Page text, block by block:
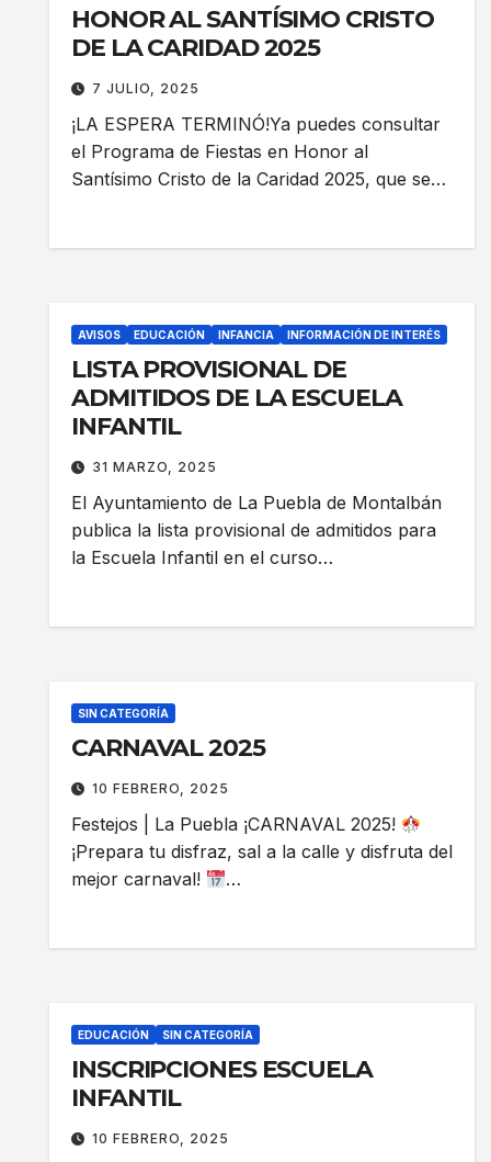
HONOR AL SANTÍSIMO CRISTO
DE LA CARIDAD 2025
7 JULIO, 2025
¡LA ESPERA TERMINÓ!Ya puedes consultar
el Programa de Fiestas en Honor al
Santísimo Cristo de la Caridad 2025, que se…
AVISOS EDUCACIÓN INFANCIA INFORMACIÓN DE INTERÉS
LISTA PROVISIONAL DE
ADMITIDOS DE LA ESCUELA
INFANTIL
31 MARZO, 2025
El Ayuntamiento de La Puebla de Montalbán
publica la lista provisional de admitidos para
la Escuela Infantil en el curso…
SIN CATEGORÍA
CARNAVAL 2025
10 FEBRERO, 2025
Festejos | La Puebla ¡CARNAVAL 2025!
¡Prepara tu disfraz, sal a la calle y disfruta del
mejor carnaval!
…
EDUCACIÓN SIN CATEGORÍA
INSCRIPCIONES ESCUELA
INFANTIL
10 FEBRERO, 2025